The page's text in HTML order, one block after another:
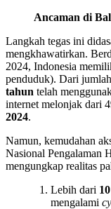
Ancaman di
Langkah tegas ini
mengkhawatirkan.
2024, Indonesia
penduduk). Dari
tahun telah
internet melonjak dari
2024.
Namun, kemudahan
Nasional Pengalaman
mengungkap realitas
Lebih dari
mengalami